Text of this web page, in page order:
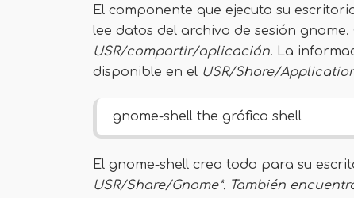
El componente que ejecuta su
lee datos del archivo de sesión
USR/compartir/aplicación. La
disponible en el USR/Share/
gnome-shell the gráfica shell
El gnome-shell crea todo para su
USR/Share/Gnome*. También